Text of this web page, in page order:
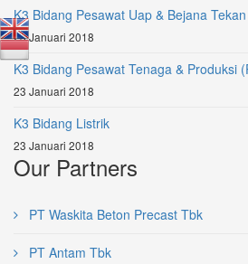
K3 Bidang Pesawat Uap & Bejana
23 Januari 2018
K3 Bidang Pesawat Tenaga & Produksi
23 Januari 2018
K3 Bidang Listrik
23 Januari 2018
Our Partners
PT Waskita Beton Precast Tbk
PT Antam Tbk